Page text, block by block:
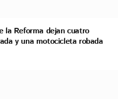
la Reforma dejan cuatro
y una motocicleta robada